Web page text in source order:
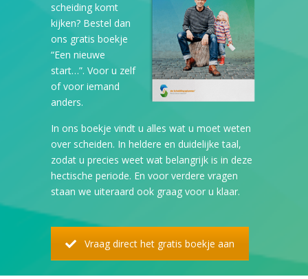
scheiding komt
kijken? Bestel dan
ons gratis boekje
“Een nieuwe
start…”. Voor u zelf
of voor iemand
anders.
In ons boekje vindt u alles wat u moet weten
over scheiden. In heldere en duidelijke taal,
zodat u precies weet wat belangrijk is in deze
hectische periode. En voor verdere vragen
staan we uiteraard ook graag voor u klaar.
Vraag direct het gratis boekje aan